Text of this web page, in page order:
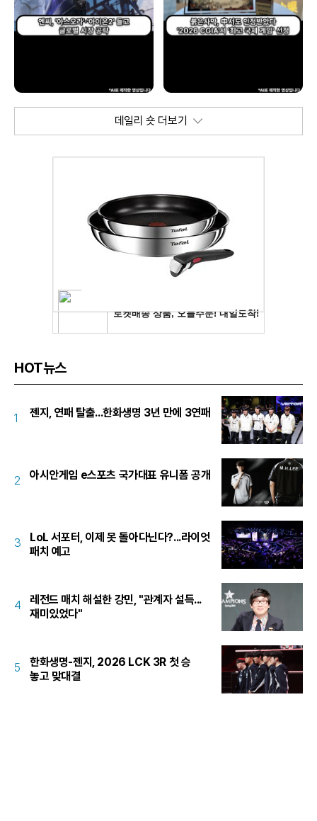
데일리 숏 더보기
HOT뉴스
1 젠지, 연패 탈출...한화생명 3년 만에 3연패
2 아시안게임 e스포츠 국가대표 유니폼 공개
3
LoL 서포터, 이제 못 돌아다닌다?...라이엇
패치 예고
4
레전드 매치 해설한 강민, "관계자 설득...
재미있었다"
5
한화생명-젠지, 2026 LCK 3R 첫 승
놓고 맞대결